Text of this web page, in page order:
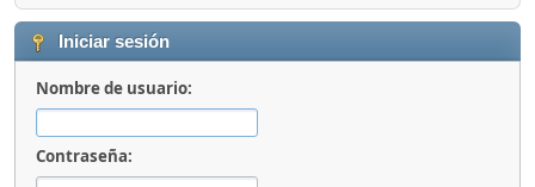
Iniciar sesión
Nombre de usuario:
Contraseña: